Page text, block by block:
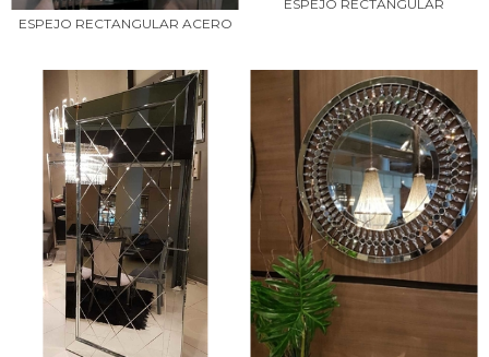
ESPEJO RECTANGULAR ACERO
ESPEJO RECTANGULAR